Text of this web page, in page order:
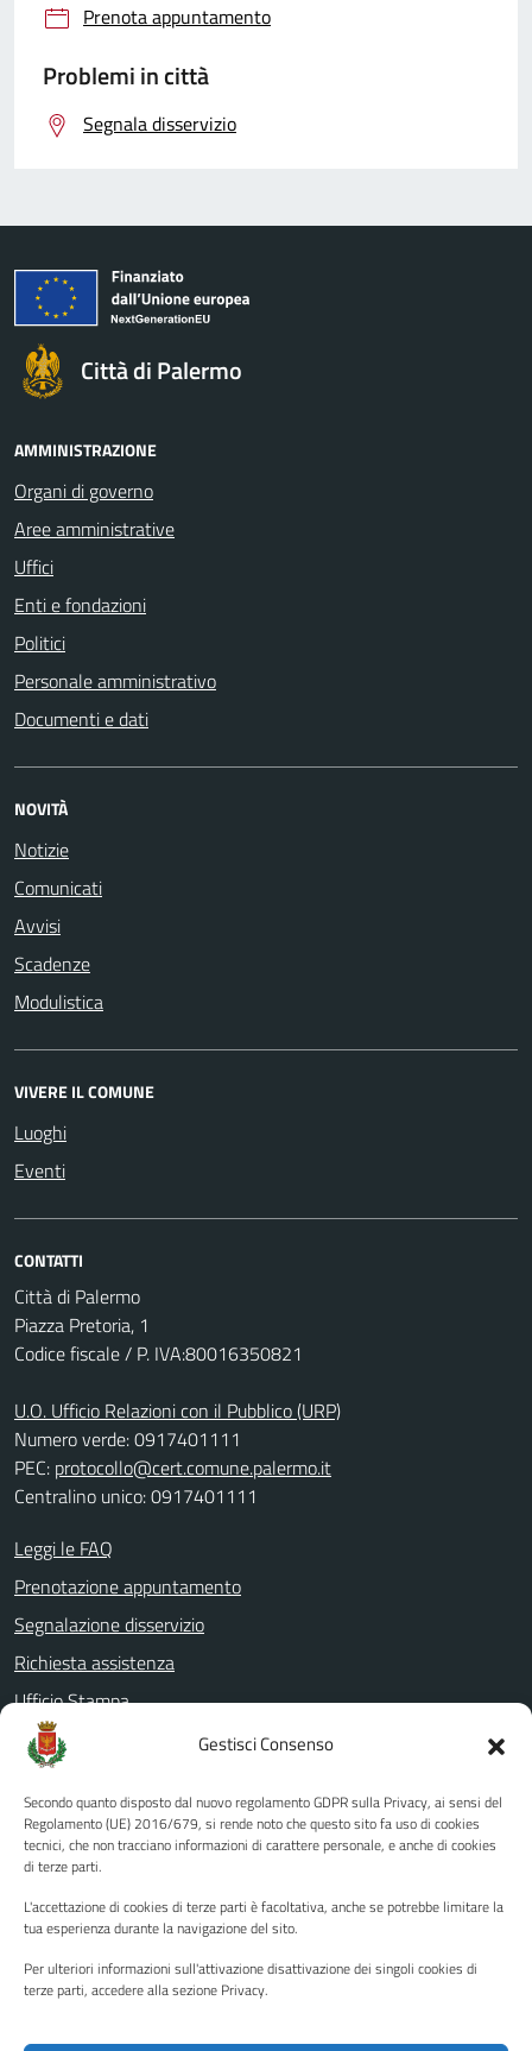
Gestisci Consenso
Secondo quanto disposto dal nuovo regolamento GDPR sulla Privacy, ai sensi del
Regolamento (UE) 2016/679, si rende noto che questo sito fa uso di cookies
tecnici, che non tracciano informazioni di carattere personale, e anche di cookies
di terze parti.
L'accettazione di cookies di terze parti è facoltativa, anche se potrebbe limitare la
tua esperienza durante la navigazione del sito.
Per ulteriori informazioni sull'attivazione disattivazione dei singoli cookies di
terze parti, accedere alla sezione Privacy.
Prenota appuntamento
Problemi in città
Segnala disservizio
Città di Palermo
AMMINISTRAZIONE
Organi di governo
Aree amministrative
Uffici
Enti e fondazioni
Politici
Personale amministrativo
Documenti e dati
NOVITÀ
Notizie
Comunicati
Avvisi
Scadenze
Modulistica
VIVERE IL COMUNE
Luoghi
Eventi
CONTATTI
Città di Palermo
Piazza Pretoria, 1
Codice fiscale / P. IVA:80016350821
U.O. Ufficio Relazioni con il Pubblico (URP)
Numero verde: 0917401111
PEC: protocollo@cert.comune.palermo.it
Centralino unico: 0917401111
Leggi le FAQ
Prenotazione appuntamento
Segnalazione disservizio
Richiesta assistenza
Ufficio Stampa
Amministrazione Trasparente
Albo pretorio
Informativa privacy
Note legali
Piano di miglioramento del sito